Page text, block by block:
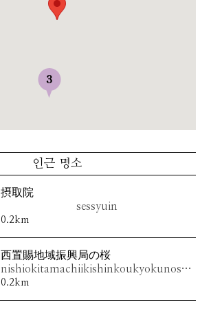
인근 명소
摂取院
sessyuin
0.2km
西置賜地域振興局の桜
nishiokitamachiikishinkoukyokunosakura
0.2km